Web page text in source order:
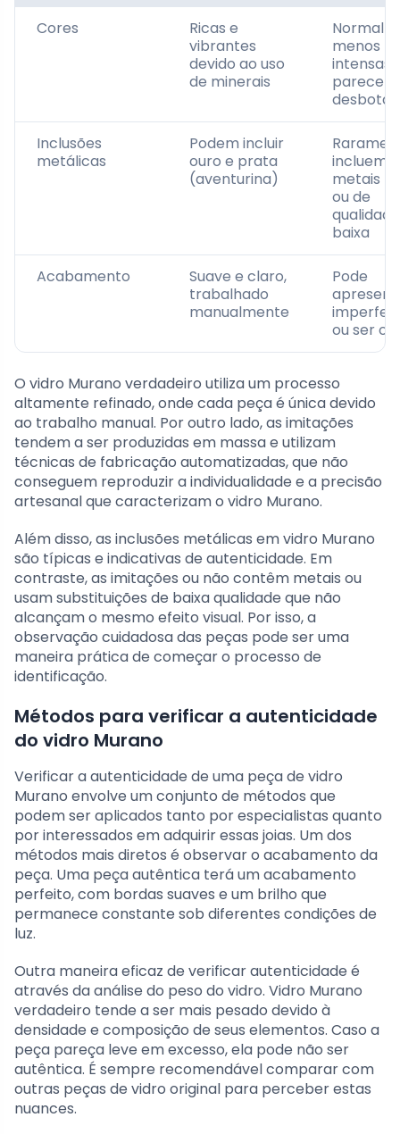
Cores
Ricas e
vibrantes
devido ao uso
de minerais
menos
intensas,
Inclusões
metálicas
Podem incluir
ouro e prata
(aventurina)
incluem
metais
ou de
qualidade
baixa
Acabamento
Suave e claro,
trabalhado
manualmente
Pode
ou ser
O vidro Murano verdadeiro utiliza um processo
altamente refinado, onde cada peça é única devido
ao trabalho manual. Por outro lado, as imitações
tendem a ser produzidas em massa e utilizam
técnicas de fabricação automatizadas, que não
conseguem reproduzir a individualidade e a precisão
artesanal que caracterizam o vidro Murano.
Além disso, as inclusões metálicas em vidro Murano
são típicas e indicativas de autenticidade. Em
contraste, as imitações ou não contêm metais ou
usam substituições de baixa qualidade que não
alcançam o mesmo efeito visual. Por isso, a
observação cuidadosa das peças pode ser uma
maneira prática de começar o processo de
identificação.
Métodos para verificar a autenticidade
do vidro Murano
Verificar a autenticidade de uma peça de vidro
Murano envolve um conjunto de métodos que
podem ser aplicados tanto por especialistas quanto
por interessados em adquirir essas joias. Um dos
métodos mais diretos é observar o acabamento da
peça. Uma peça autêntica terá um acabamento
perfeito, com bordas suaves e um brilho que
permanece constante sob diferentes condições de
luz.
Outra maneira eficaz de verificar autenticidade é
através da análise do peso do vidro. Vidro Murano
verdadeiro tende a ser mais pesado devido à
densidade e composição de seus elementos. Caso a
peça pareça leve em excesso, ela pode não ser
autêntica. É sempre recomendável comparar com
outras peças de vidro original para perceber estas
nuances.